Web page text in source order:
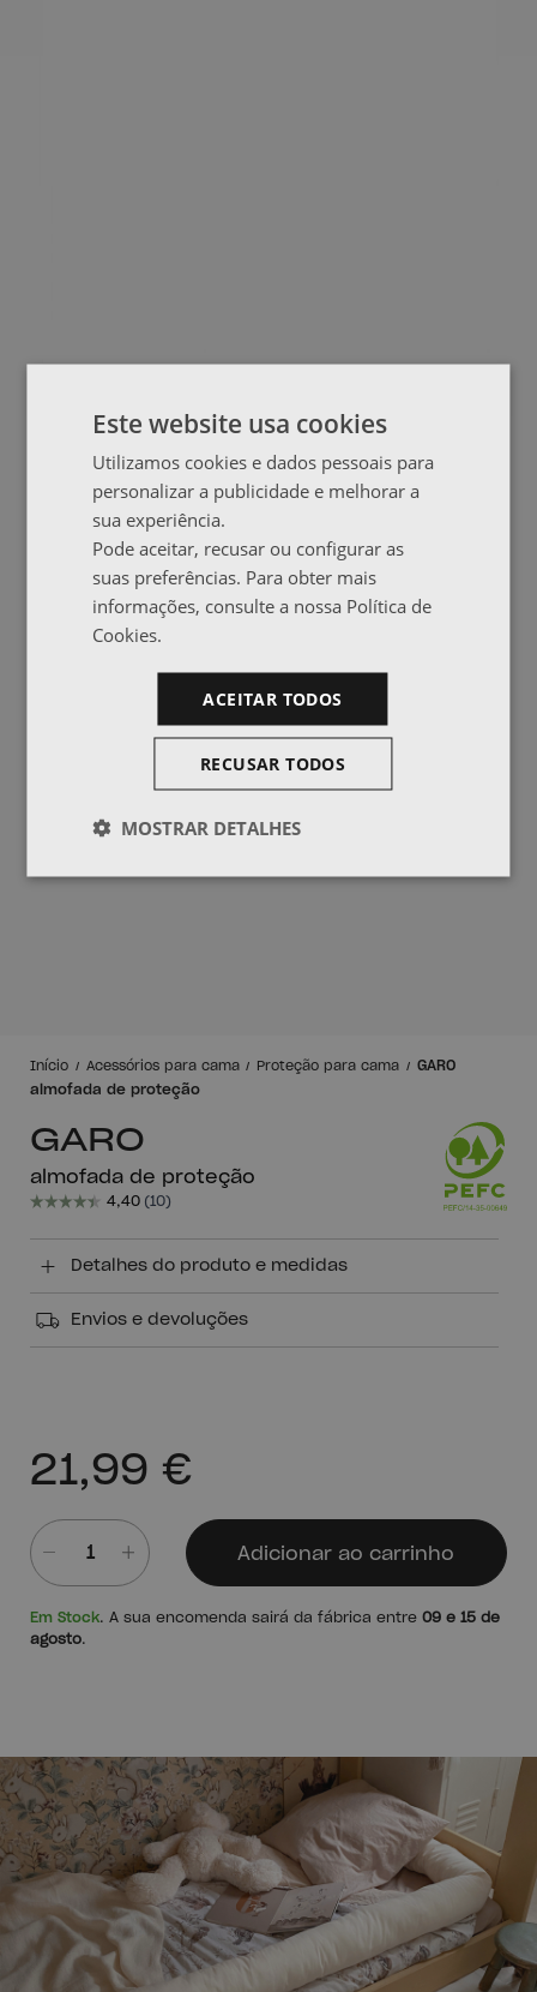
Início Acessórios para cama Proteção para cama
GARO
almofada de proteção
GARO
almofada de proteção
21,99 €
Adicionar ao carrinho
Em Stock. A sua encomenda sairá da fábrica entre 09 e 15 de
agosto.
Detalhes do produto e medidas
Envios e devoluções
Este website usa cookies
Utilizamos cookies e dados pessoais para
personalizar a publicidade e melhorar a
sua experiência.
Pode aceitar, recusar ou configurar as
suas preferências. Para obter mais
informações, consulte a nossa Política de
Cookies.
ACEITAR TODOS
RECUSAR TODOS
MOSTRAR DETALHES